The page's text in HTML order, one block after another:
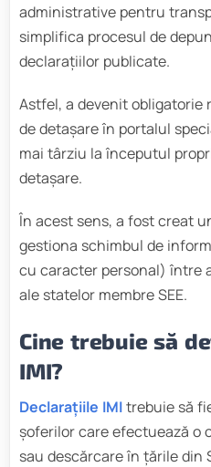
administrative pentru
simplifica procesul de
declarațiilor publicate.
Astfel, a devenit obligatorie
de detașare în portalul
mai târziu la începutul
detașare.
În acest sens, a fost creat
gestiona schimbul de
cu caracter personal) între
ale statelor membre SEE.
Cine trebuie să
IMI?
Declarațiile IMItrebuie să
șoferilor care efectuează o
sau descărcare în țările din